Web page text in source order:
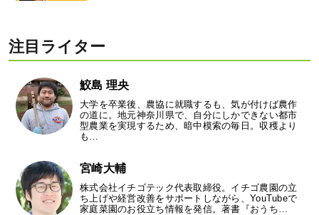
注目ライター
鮫島 理央
大学を卒業後、農協に就職するも、気が付けば農作
の道に。地元神奈川県で、自分にしかできない都市
型農業を実現するため、暗中模索の毎日。収穫より
も…
宮崎大輔
株式会社イチゴテック代表取締役。イチゴ農園の立
ち上げや経営改善をサポートしながら、YouTubeで
家庭菜園のお役立ち情報を発信。著書『おうち…